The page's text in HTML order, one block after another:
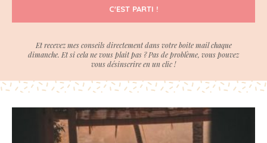
C'EST PARTI !
Et recevez mes conseils directement dans votre boite mail chaque
dimanche. Et si cela ne vous plait pas ? Pas de problème, vous pouvez
vous désinscrire en un clic !